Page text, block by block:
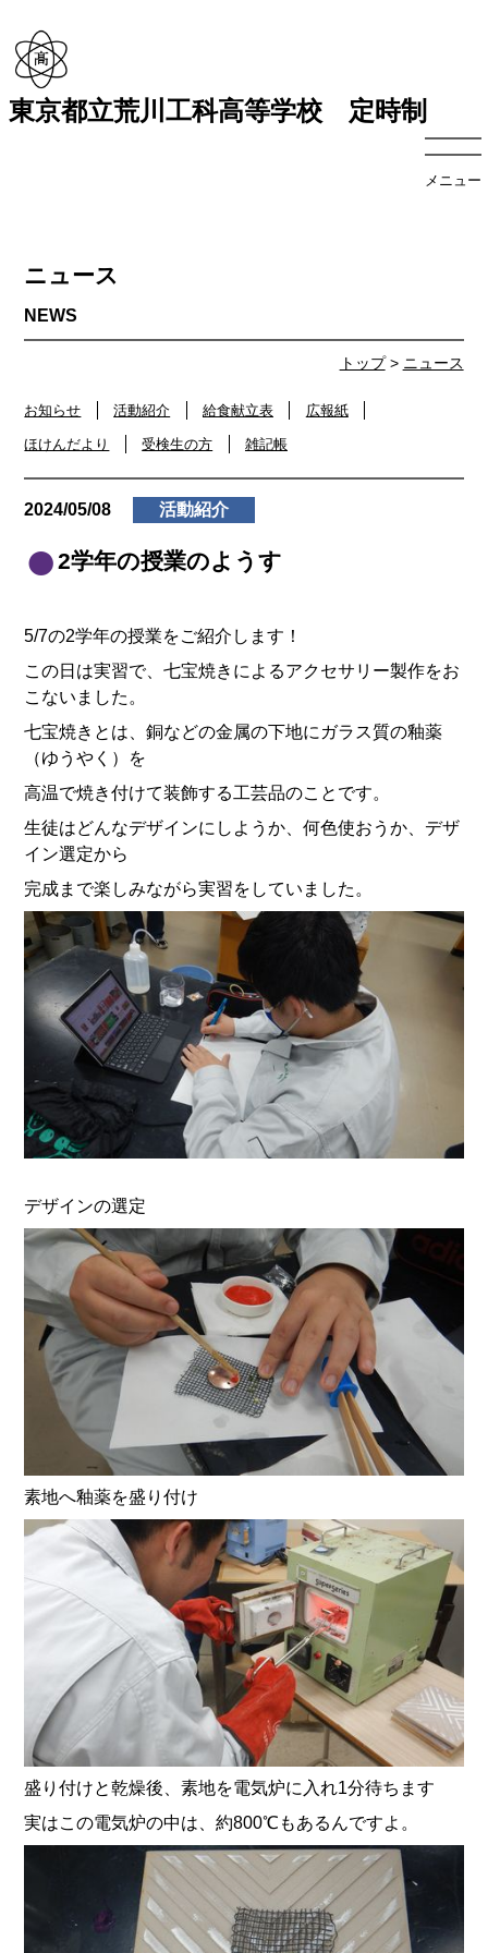
東京都立荒川工科高等学校 定時制
メニュー
トップ> ニュース
ニュース
お知らせ 活動紹介 給食献立表 広報紙
ほけんだより 受検生の方 雑記帳
2024/05/08 活動紹介
2学年の授業のようす
5/7の2学年の授業をご紹介します！
この日は実習で、七宝焼きによるアクセサリー製作をお
こないました。
七宝焼きとは、銅などの金属の下地にガラス質の釉薬
（ゆうやく）を
高温で焼き付けて装飾する工芸品のことです。
生徒はどんなデザインにしようか、何色使おうか、デザ
イン選定から
完成まで楽しみながら実習をしていました。
デザインの選定
素地へ釉薬を盛り付け
盛り付けと乾燥後、素地を電気炉に入れ1分待ちます
実はこの電気炉の中は、約800℃もあるんですよ。